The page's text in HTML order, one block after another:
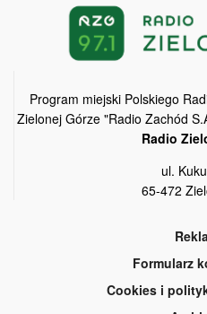
Program miejski Polskiego
Zielonej Górze "Radio Zachód
Radio
ul.
65-472
Formularz
Cookies i